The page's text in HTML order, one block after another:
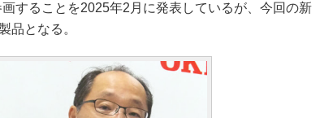
することを2025年2月に発表しているが、今回の新
品となる。